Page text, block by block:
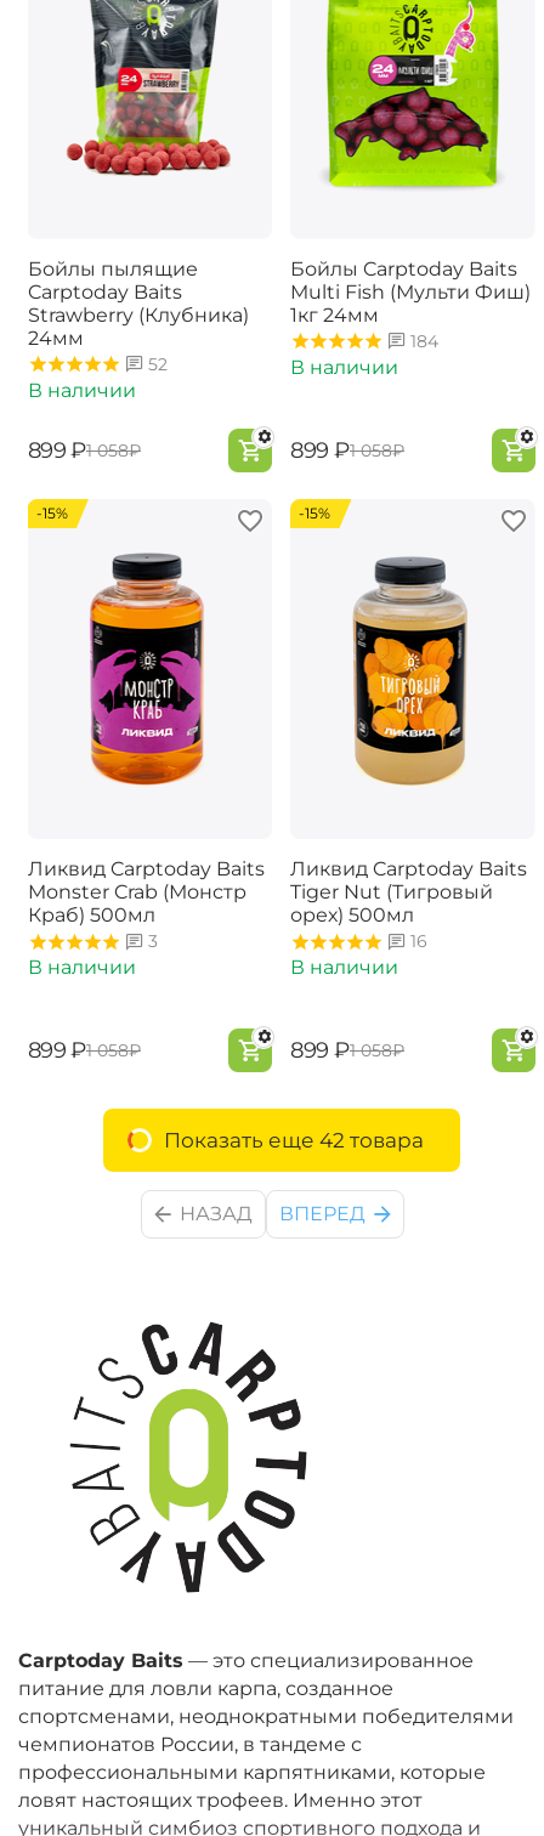
Carptoday Baits — это специализированное
питание для ловли карпа, созданное
спортсменами, неоднократными победителями
чемпионатов России, в тандеме с
профессиональными карпятниками, которые
ловят настоящих трофеев. Именно этот
уникальный симбиоз спортивного подхода и
Бойлы пылящие
Carptoday Baits
Strawberry (Клубника)
24мм
52
В наличии
‍899‍ ₽‍1 058‍₽
Бойлы Carptoday Baits
Multi Fish (Мульти Фиш)
1кг 24мм
184
В наличии
‍899‍ ₽‍1 058‍₽
-15%
Ликвид Carptoday Baits
Monster Crab (Монстр
Краб) 500мл
3
В наличии
‍899‍ ₽‍1 058‍₽
-15%
Ликвид Carptoday Baits
Tiger Nut (Тигровый
орех) 500мл
16
В наличии
‍899‍ ₽‍1 058‍₽
Показать еще 42 товара
НАЗАД ВПЕРЕД